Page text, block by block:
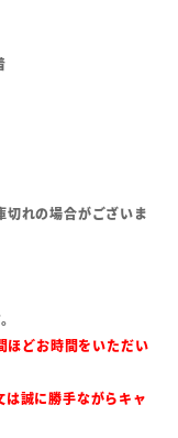
れの場合がございま
ほどお時間をいただい
は誠に勝手ながらキャ